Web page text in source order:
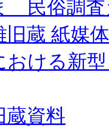
民俗調査
旧蔵 紙媒
おける新
蔵資料